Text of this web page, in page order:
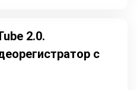
2.0.
с